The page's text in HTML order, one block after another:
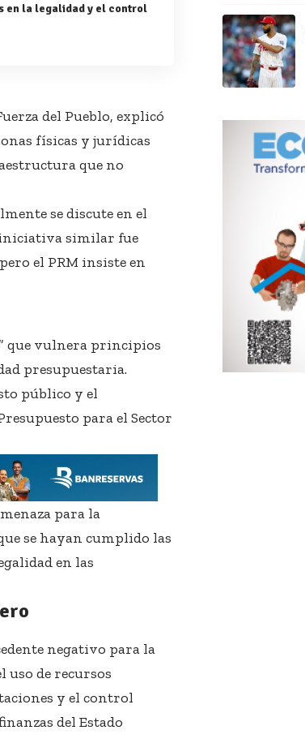
en la legalidad y el control
del Pueblo, explicó
físicas y jurídicas
que no
se discute en el
iniciativa similar fue
el PRM insiste en
que vulnera principios
presupuestaria.
público y el
para el Sector
para la
se hayan cumplido las
en las
negativo para la
uso de recursos
y el control
del Estado